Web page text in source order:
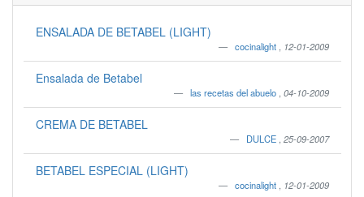
ENSALADA DE BETABEL (LIGHT)
cocinalight 12-01-2009
Ensalada de Betabel
las recetas del abuelo 04-10-2009
CREMA DE BETABEL
DULCE 25-09-2007
BETABEL ESPECIAL (LIGHT)
cocinalight 12-01-2009